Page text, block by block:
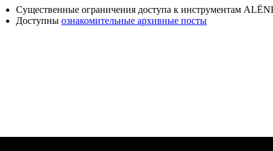
Cущественные ограничения доступа к инструментам
Доступны ознакомительные архивные посты